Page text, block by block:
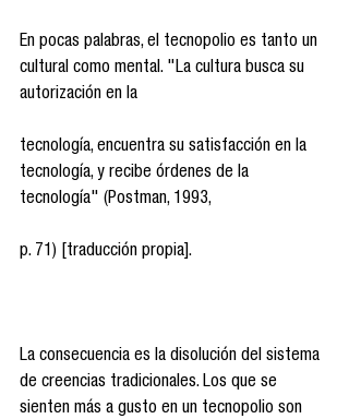
En pocas palabras, el tecnopolio es tanto un
cultural como mental. "La cultura busca su
autorización en la
tecnología, encuentra su satisfacción en la
tecnología, y recibe órdenes de la
tecnología" (Postman, 1993,
p. 71) [traducción propia].
La consecuencia es la disolución del sistema
de creencias tradicionales. Los que se
sienten más a gusto en un tecnopolio son